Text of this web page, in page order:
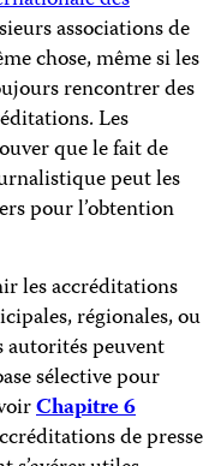
associations de
chose, même si les
rencontrer des
Les
que le fait de
peut les
pour l’obtention
les accréditations
régionales, ou
autorités peuvent
sélective pour
Chapitre 6
de presse